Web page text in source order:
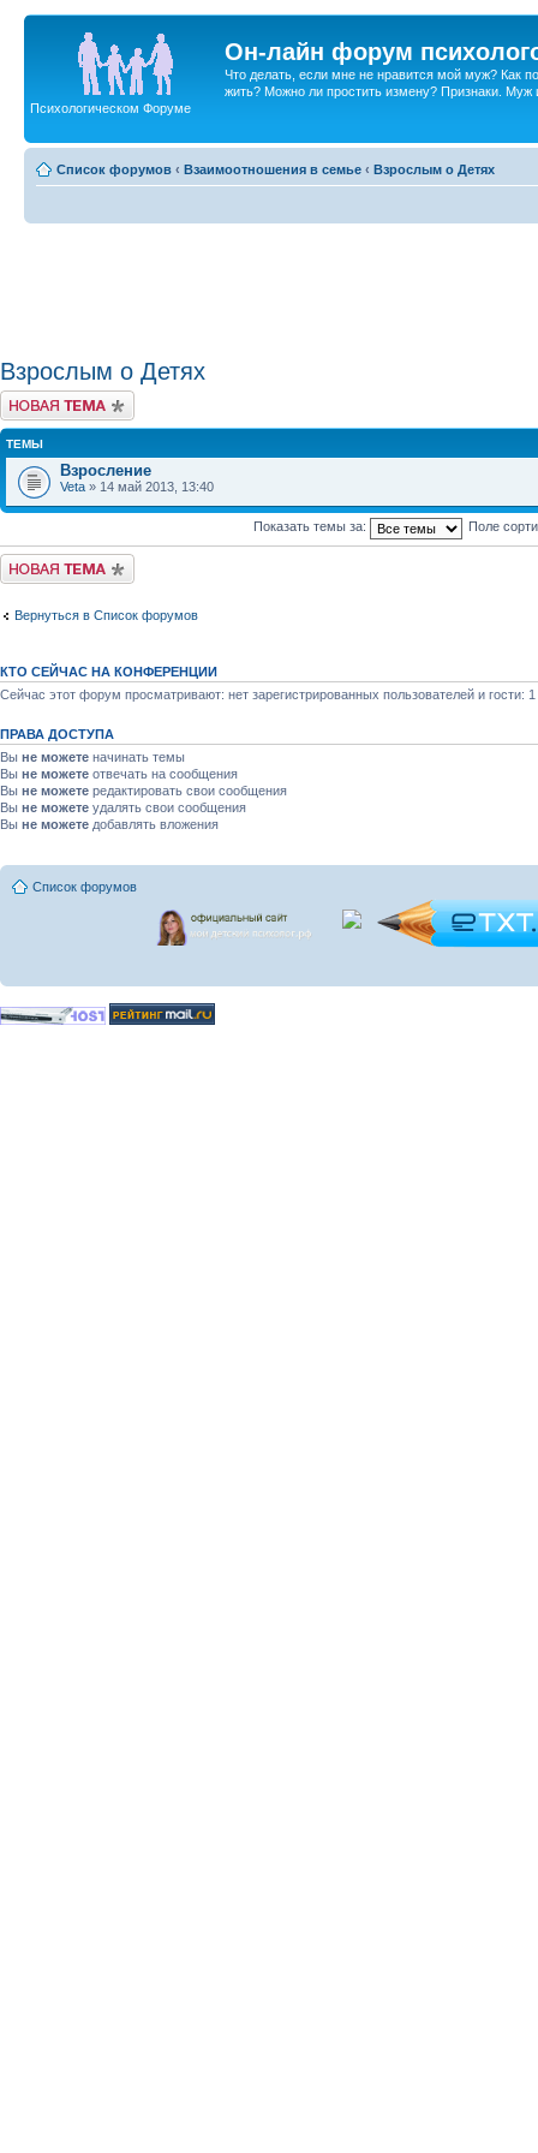
Он-лайн форум
Что делать, если мне не нравится мой муж? Как
жить? Можно ли простить измену? Признаки. Муж
Психологическом Форуме
Список форумов ‹ Взаимоотношения в семье ‹ Взрослым о Детях
Взрослым о Детях
Новая тема
ТЕМЫ
Взросление
Veta » 14 май 2013, 13:40
Показать темы за: Поле
Новая тема
Вернуться в Список форумов
КТО СЕЙЧАС НА КОНФЕРЕНЦИИ
Сейчас этот форум просматривают: нет зарегистрированных пользователей и гости: 1
ПРАВА ДОСТУПА
Вы не можете начинать темы
Вы не можете отвечать на сообщения
Вы не можете редактировать свои сообщения
Вы не можете удалять свои сообщения
Вы не можете добавлять вложения
Список форумов